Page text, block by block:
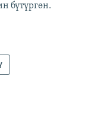
бүтүргөн.